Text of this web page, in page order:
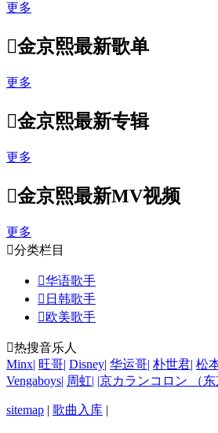
更多
金京熙最新歌单
更多
金京熙最新专辑
更多
金京熙最新MV视频
更多
分类栏目
华语歌手
 日韩歌手
欧美歌手
热搜音乐人
Minx| 旺哥| Disney| 华运哥| 朴世君| 松
Vengaboys| 周虹| |京カランコロン （东
sitemap | 歌曲入库 |